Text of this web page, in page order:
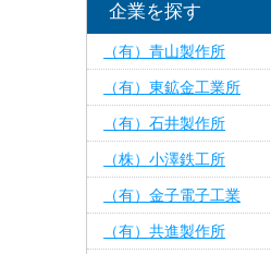
企業を探す
（有）青山製作所
（有）東鉱金工業所
（有）石井製作所
（株）小澤鉄工所
（有）金子電子工業
（有）共進製作所